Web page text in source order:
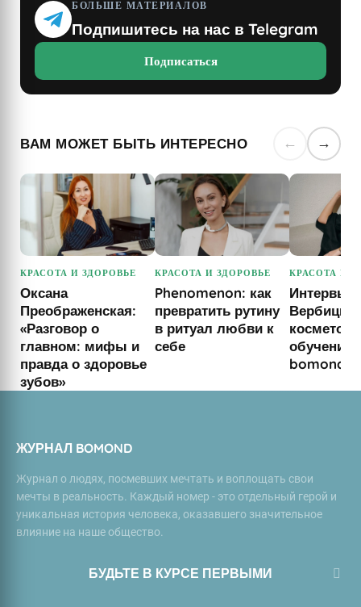
БОЛЬШЕ МАТЕРИАЛОВ
Подпишитесь на нас в Telegram
Подписаться
ВАМ МОЖЕТ БЫТЬ ИНТЕРЕСНО ← →
КРАСОТА И ЗДОРОВЬЕ
Оксана
Преображенская:
«Разговор о
главном: мифы и
правда о здоровье
зубов»
КРАСОТА И ЗДОРОВЬЕ
Phenomenon: как
превратить рутину
в ритуал любви к
себе
КРАСОТА И
Интервью
обучение
bomond
ЖУРНАЛ BOMOND
Журнал о людях, посмевших мечтать и воплощать свои
мечты в реальность. Каждый номер - это отдельный герой и
уникальная история человека, оказавшего значительное
влияние на наше общество.
БУДЬТЕ В КУРСЕ ПЕРВЫМИ